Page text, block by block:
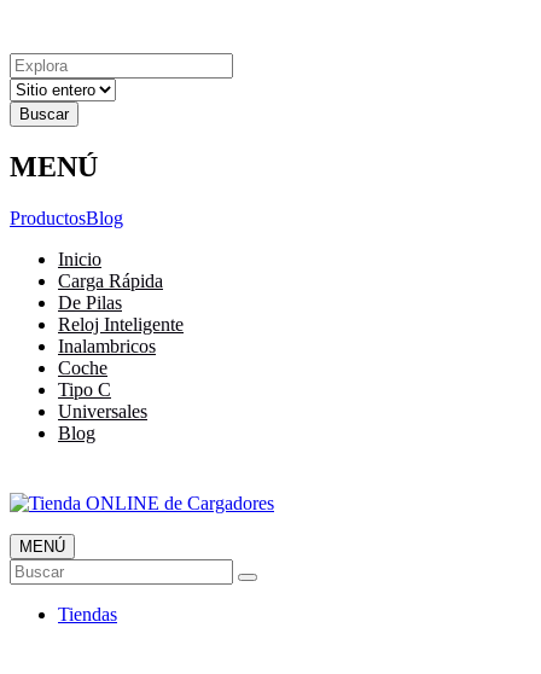
Resultados
para
MENÚ
ProductosBlog
Inicio
Carga Rápida
De Pilas
Reloj Inteligente
Inalambricos
Coche
Tipo C
Universales
Blog
Tienda ONLINE de Cargadores
Más Baratos
MENÚ
Buscar
Tiendas